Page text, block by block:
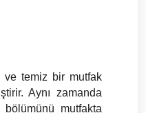
ve temiz bir mutfak
Aynı zamanda
bölümünü mutfakta